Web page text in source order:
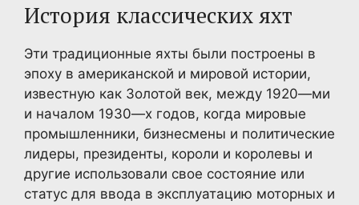
История классических яхт
Эти традиционные яхты были построены в
эпоху в американской и мировой истории,
известную как Золотой век, между 1920—ми
и началом 1930—х годов, когда мировые
промышленники, бизнесмены и политические
лидеры, президенты, короли и королевы и
другие использовали свое состояние или
статус для ввода в эксплуатацию моторных и